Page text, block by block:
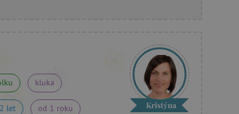
kluka
let od 1 roku Kristýna